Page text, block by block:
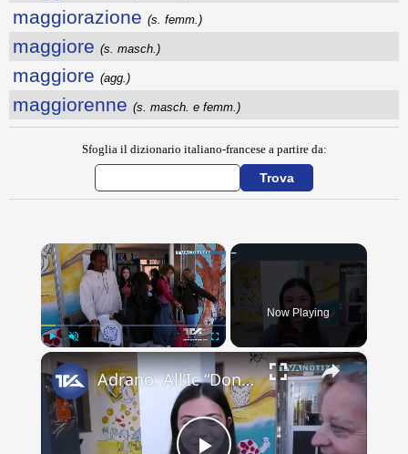
maggiorazione (s. femm.)
maggiore (s. masch.)
maggiore (agg.)
maggiorenne (s. masch. e femm.)
Sfoglia il dizionario italiano-francese a partire da:
×
Now Playing
×
Adrano. All’Ic “Don Antonino La Mela” concluso scambio culturale. Lacrime e abbracci alla partenza d